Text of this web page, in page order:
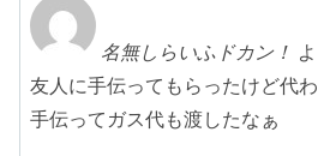
名無しらいふドカン！
友人に手伝ってもらったけど代
手伝ってガス代も渡したなぁ